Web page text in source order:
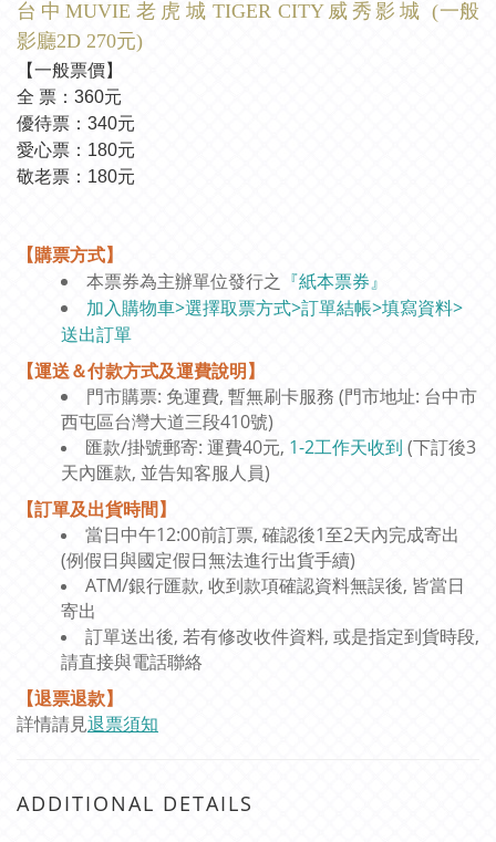
台 中 MUVIE 老 虎 城 TIGER CITY 威 秀 影 城 (一般
影廳2D 270元)
【一般票價】
全 票：360元
優待票：340元
愛心票：180元
敬老票：180元
【購票方式】
本票券為主辦單位發行之 『紙本票券』
加入購物車>選擇取票方式>訂單結帳>填寫資料>
送出訂單
【運送＆付款方式及運費說明】
門市購票: 免運費, 暫無刷卡服務 (門市地址: 台中市
西屯區台灣大道三段410號)
匯款/掛號郵寄: 運費40元, 1-2工作天收到 (下訂後3
天內匯款, 並告知客服人員)
【訂單及出貨時間】
當日中午12:00前訂票, 確認後1至2天內完成寄出
(例假日與國定假日無法進行出貨手續)
ATM/銀行匯款, 收到款項確認資料無誤後, 皆當日
寄出
訂單送出後, 若有修改收件資料, 或是指定到貨時段,
請直接與電話聯絡
【退票退款】
詳情請見退票須知
ADDITIONAL DETAILS